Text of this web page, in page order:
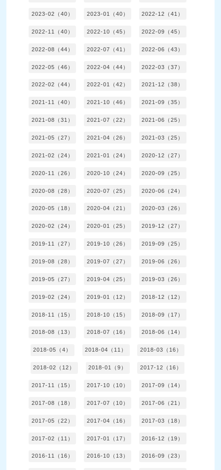
2023-02（40） 2023-01（40） 2022-12（41）
2022-11（40） 2022-10（45） 2022-09（45）
2022-08（44） 2022-07（41） 2022-06（43）
2022-05（46） 2022-04（44） 2022-03（37）
2022-02（44） 2022-01（42） 2021-12（38）
2021-11（40） 2021-10（46） 2021-09（35）
2021-08（31） 2021-07（22） 2021-06（25）
2021-05（27） 2021-04（26） 2021-03（25）
2021-02（24） 2021-01（24） 2020-12（27）
2020-11（26） 2020-10（24） 2020-09（25）
2020-08（28） 2020-07（25） 2020-06（24）
2020-05（18） 2020-04（21） 2020-03（26）
2020-02（24） 2020-01（25） 2019-12（27）
2019-11（27） 2019-10（26） 2019-09（25）
2019-08（28） 2019-07（27） 2019-06（26）
2019-05（27） 2019-04（25） 2019-03（26）
2019-02（24） 2019-01（12） 2018-12（12）
2018-11（15） 2018-10（15） 2018-09（17）
2018-08（13） 2018-07（16） 2018-06（14）
2018-05（4） 2018-04（11） 2018-03（16）
2018-02（12） 2018-01（9） 2017-12（16）
2017-11（15） 2017-10（10） 2017-09（14）
2017-08（18） 2017-07（10） 2017-06（21）
2017-05（22） 2017-04（16） 2017-03（18）
2017-02（11） 2017-01（17） 2016-12（19）
2016-11（16） 2016-10（13） 2016-09（23）